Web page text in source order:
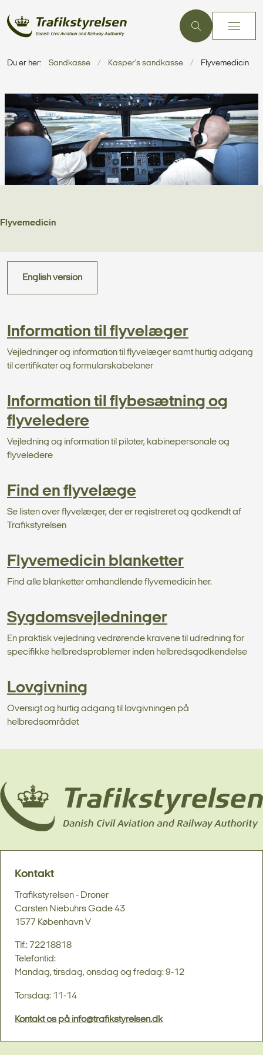
Du er her: Sandkasse Kasper's sandkasse Flyvemedicin
Flyvemedicin
English version
Information til flyvelæger
Vejledninger og information til flyvelæger samt hurtig adgang
til certifikater og formularskabeloner
Information til flybesætning og
flyveledere
Vejledning og information til piloter, kabinepersonale og
flyveledere
Find en flyvelæge
Se listen over flyvelæger, der er registreret og godkendt af
Trafikstyrelsen
Flyvemedicin blanketter
Find alle blanketter omhandlende flyvemedicin her.
Sygdomsvejledninger
En praktisk vejledning vedrørende kravene til udredning for
specifikke helbredsproblemer inden helbredsgodkendelse
Lovgivning
Oversigt og hurtig adgang til lovgivningen på
helbredsområdet
Kontakt
Trafikstyrelsen - Droner
Carsten Niebuhrs Gade 43
1577 København V
Tlf.: 72218818
Telefontid:
Mandag, tirsdag, onsdag og fredag: 9-12
Torsdag: 11-14
Kontakt os på info@trafikstyrelsen.dk